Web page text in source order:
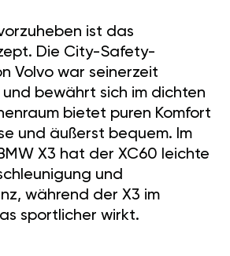
ist das
Die City-Safety-
Volvo war seinerzeit
bewährt sich im dichten
bietet puren Komfort
und äußerst bequem. Im
X3 hat der XC60 leichte
und
während der X3 im
sportlicher wirkt.